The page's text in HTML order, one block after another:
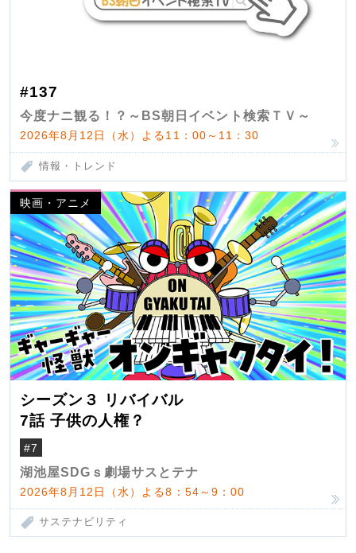
#137
今度ナニ観る！？～BS朝日イベント検索ＴＶ～
2026年8月12日（水）よる11：00～11：30
情報・トレンド
映画・アニメ
シーズン３ リバイバル
7話 子供の人権？
#7
湖池屋SDGｓ劇場サスとテナ
2026年8月12日（水）よる8：54～9：00
サステナビリティ